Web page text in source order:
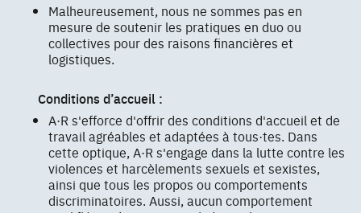
Malheureusement, nous ne sommes pas en
mesure de soutenir les pratiques en duo ou
collectives pour des raisons financières et
logistiques.
Conditions d’accueil :
A·R s'efforce d'offrir des conditions d'accueil et de
travail agréables et adaptées à tous·tes. Dans
cette optique, A·R s'engage dans la lutte contre les
violences et harcèlements sexuels et sexistes,
ainsi que tous les propos ou comportements
discriminatoires. Aussi, aucun comportement